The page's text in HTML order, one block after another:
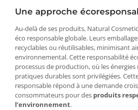
Une approche
Au-delà de ses produits, Natural
éco responsable globale. Leurs
recyclables ou réutilisables, minimisant
environnemental. Cette responsabilité
processus de production, où les
pratiques durables sont privilégiées.
responsable répond à une demande
consommateurs pour des produits
l’environnement.